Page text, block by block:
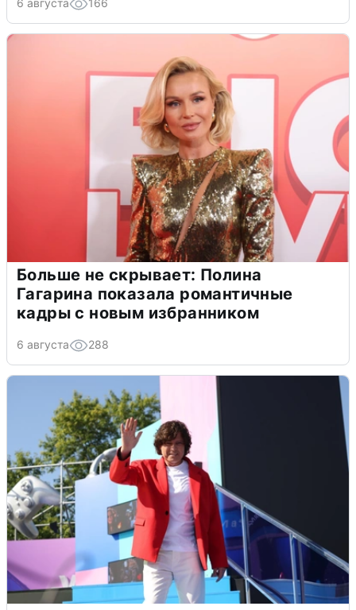
6 августа 166
Больше не скрывает: Полина
Гагарина показала романтичные
кадры с новым избранником
6 августа 288